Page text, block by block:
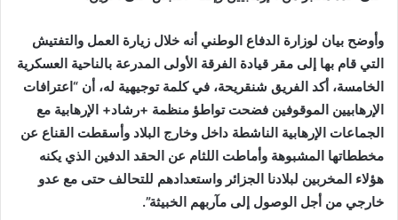
وأوضح بيان لوزارة الدفاع الوطني أنه خلال زيارة العمل والتفتيش
التي قام بها إلى مقر قيادة الفرقة الأولى المدرعة بالناحية العسكرية
الخامسة، أكد الفريق شنقريحة، في كلمة توجيهية له، أن “اعترافات
الإرهابيين الموقوفين فضحت تواطؤ منظمة +رشاد+ الإرهابية مع
الجماعات الإرهابية الناشطة داخل وخارج البلاد وأسقطت القناع عن
مخططاتها المشبوهة وأماطت اللثام عن الحقد الدفين الذي يكنه
هؤلاء المخربين لبلادنا الجزائر واستعدادهم للتحالف حتى مع عدو
خارجي من أجل الوصول إلى مآربهم الخبيثة”.